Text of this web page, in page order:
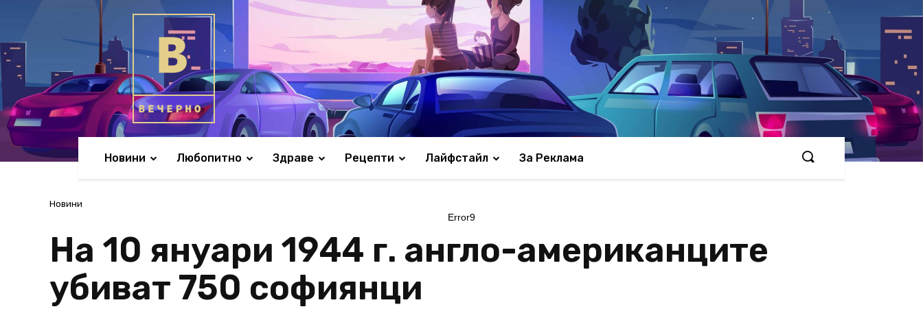
Новини Любопитно Здраве Рецепти Лайфстайл За Реклама
Новини
Error9
На 10 януари 1944 г. англо-американците
убиват 750 софиянци